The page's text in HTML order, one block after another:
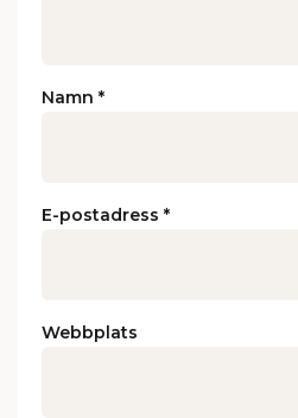
Namn *
E-postadress *
Webbplats